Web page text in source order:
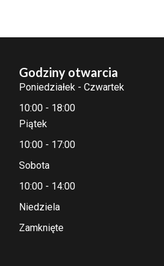
Godziny otwarcia
Poniedziałek - Czwartek
10:00 - 18:00
Piątek
10:00 - 17:00
Sobota
10:00 - 14:00
Niedziela
Zamknięte